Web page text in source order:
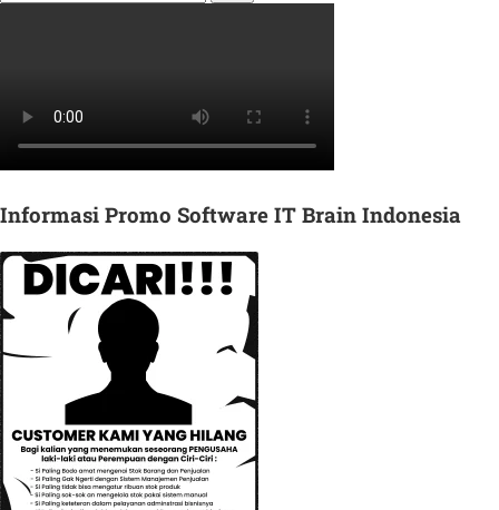
Informasi Promo Software IT Brain Indonesia